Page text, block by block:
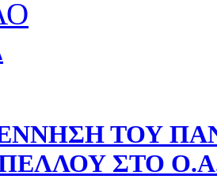
ΤΟΥ
ΣΤΟ